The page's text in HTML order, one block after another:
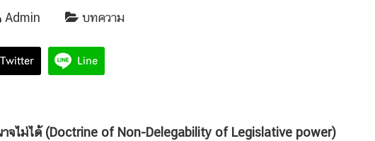
Admin บทความ
Twitter Line
จไม่ได้ (Doctrine of Non-Delegability of Legislative power)